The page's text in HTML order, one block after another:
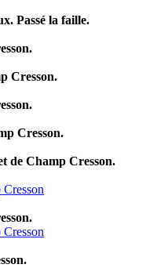
Passé la faille.
Cresson.
Cresson.
de Champ Cresson.